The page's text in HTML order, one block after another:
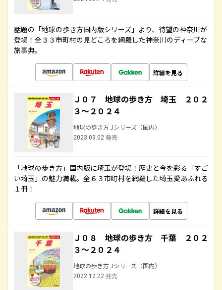
話題の「地球の歩き方国内版シリーズ」より、待望の神奈川が
登場！全３３市町村の見どころを網羅した神奈川のディープな
旅事典。
詳細を見る
Ｊ０７ 地球の歩き方 埼玉 ２０２
３～２０２４
地球の歩き方 Jシリーズ（国内）
2023.03.02 発売
「地球の歩き方」国内版に埼玉が登場！歴史と今を彩る「すご
い埼玉」の魅力満載。全６３市町村を網羅した埼玉愛あふれる
１冊！
詳細を見る
Ｊ０８ 地球の歩き方 千葉 ２０２
３～２０２４
地球の歩き方 Jシリーズ（国内）
2022.12.22 発売